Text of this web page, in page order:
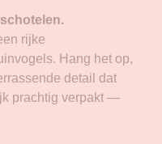
rijke
Hang het op,
detail dat
prachtig verpakt —